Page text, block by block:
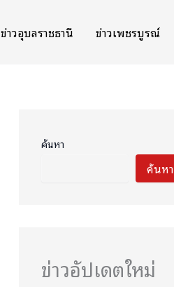
ข่าวอุบลราชธานี ข่าวเพชรบูรณ์
ค้นหา
ค้นหา
ข่าวอัปเดตใหม่